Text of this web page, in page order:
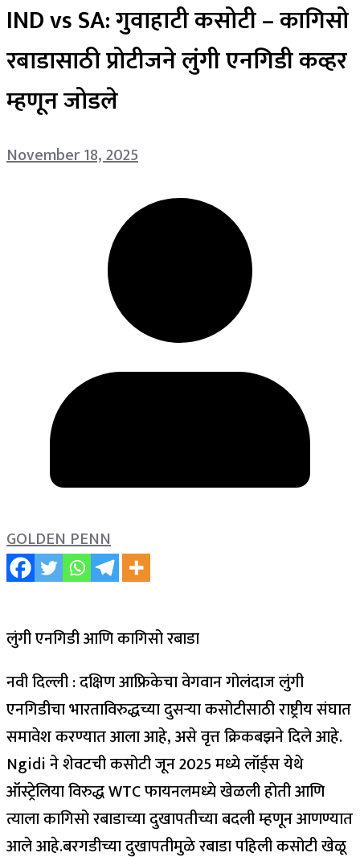
IND vs SA: गुवाहाटी कसोटी – कागिसो
रबाडासाठी प्रोटीजने लुंगी एनगिडी कव्हर
म्हणून जोडले
November 18, 2025
GOLDEN PENN
लुंगी एनगिडी आणि कागिसो रबाडा
नवी दिल्ली : दक्षिण आफ्रिकेचा वेगवान गोलंदाज लुंगी
एनगिडीचा भारताविरुद्धच्या दुसऱ्या कसोटीसाठी राष्ट्रीय संघात
समावेश करण्यात आला आहे, असे वृत्त क्रिकबझने दिले आहे.
Ngidi ने शेवटची कसोटी जून 2025 मध्ये लॉर्ड्स येथे
ऑस्ट्रेलिया विरुद्ध WTC फायनलमध्ये खेळली होती आणि
त्याला कागिसो रबाडाच्या दुखापतीच्या बदली म्हणून आणण्यात
आले आहे.बरगडीच्या दुखापतीमुळे रबाडा पहिली कसोटी खेळू